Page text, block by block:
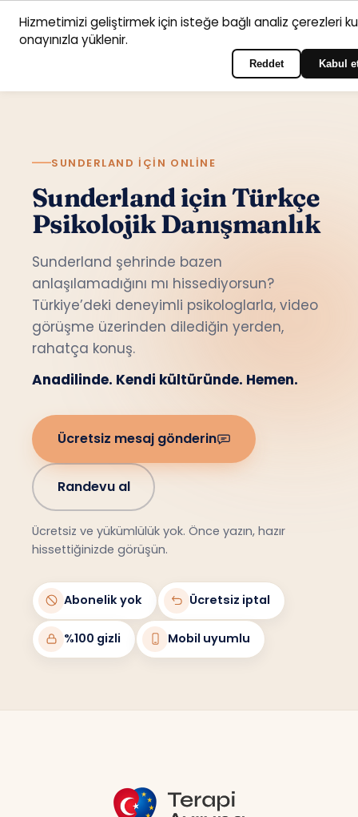
AnasayfaHizmet Psikologlarİletişim
SUNDERLAND IÇIN ONLINE
Sunderland için Türkçe
Psikolojik Danışmanlık
Sunderland şehrinde bazen
anlaşılamadığını mı hissediyorsun?
Türkiye’deki deneyimli psikologlarla, video
görüşme üzerinden dilediğin yerden,
rahatça konuş.
Anadilinde. Kendi kültüründe. Hemen.
Ücretsiz mesaj gönderin
Randevu al
Ücretsiz ve yükümlülük yok. Önce yazın, hazır
hissettiğinizde görüşün.
Abonelik yok Ücretsiz iptal
%100 gizli Mobil uyumlu
Hizmetimizi geliştirmek için isteğe bağlı analiz çerezleri
onayınızla yüklenir.
Reddet Kabul